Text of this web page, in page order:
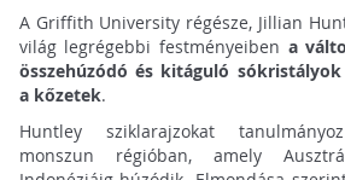
A Griffith University régésze, Jillian
világ legrégebbi festményeiben a
összehúzódó és kitáguló
a kőzetek.
Huntley sziklarajzokat
monszun régióban, amely